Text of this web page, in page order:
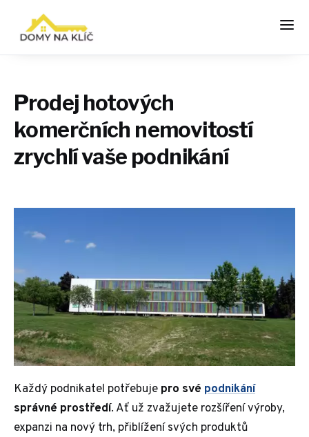
Prodej hotových
komerčních nemovitostí
zrychlí vaše podnikání
Každý podnikatel potřebuje pro své podnikání
správné prostředí. Ať už zvažujete rozšíření výroby,
expanzi na nový trh, přiblížení svých produktů